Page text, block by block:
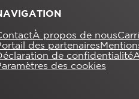
À propos de nous
des partenaires
de confidentialité
des cookies